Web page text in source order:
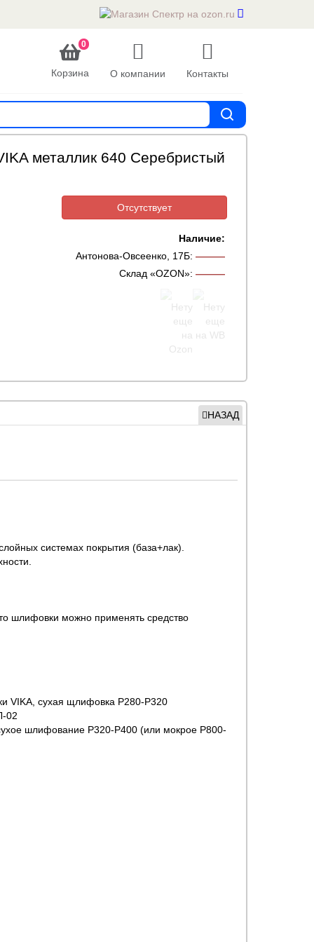
0
Корзина О компании Контакты
металлик 640 Серебристый
Отсутствует
Наличие:
Антонова-Овсеенко, 17Б: ———
Склад «OZON»: ———
НАЗАД
системах покрытия (база+лак).
шлифовки можно применять средство
VIKA, сухая щлифовка P280-P320
02
шлифование P320-P400 (или мокрое Р800-